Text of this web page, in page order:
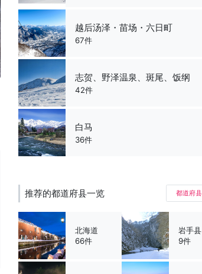
越后汤泽・苗场・六日町
67件
志贺、野泽温泉、斑尾、饭纲
42件
白马
36件
推荐的都道府县一览 都道府
北海道
66件
岩手县
9件